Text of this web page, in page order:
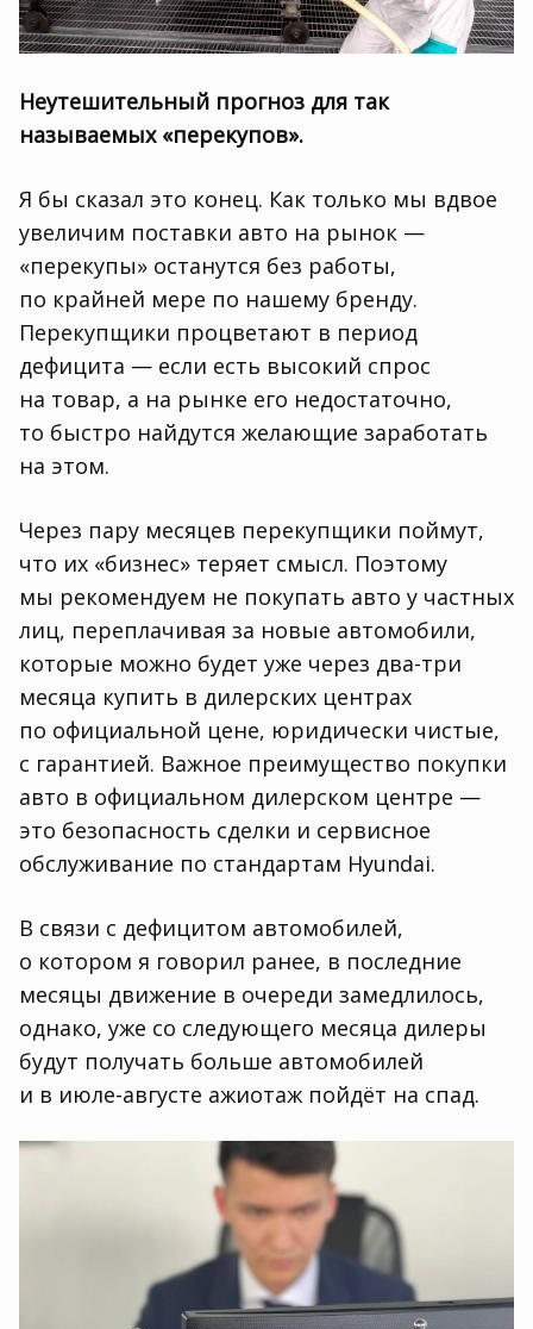
Неутешительный прогноз для так
называемых «перекупов».
Я бы сказал это конец. Как только мы вдвое
увеличим поставки авто на рынок —
«перекупы» останутся без работы,
по крайней мере по нашему бренду.
Перекупщики процветают в период
дефицита — если есть высокий спрос
на товар, а на рынке его недостаточно,
то быстро найдутся желающие заработать
на этом.
Через пару месяцев перекупщики поймут,
что их «бизнес» теряет смысл. Поэтому
мы рекомендуем не покупать авто у частных
лиц, переплачивая за новые автомобили,
которые можно будет уже через два-три
месяца купить в дилерских центрах
по официальной цене, юридически чистые,
с гарантией. Важное преимущество покупки
авто в официальном дилерском центре —
это безопасность сделки и сервисное
обслуживание по стандартам Hyundai.
В связи с дефицитом автомобилей,
о котором я говорил ранее, в последние
месяцы движение в очереди замедлилось,
однако, уже со следующего месяца дилеры
будут получать больше автомобилей
и в июле-августе ажиотаж пойдёт на спад.